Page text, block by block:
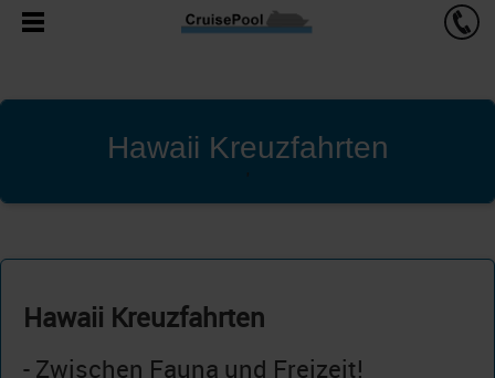
Hawaii Kreuzfahrten
'
Hawaii Kreuzfahrten
- Zwischen Fauna und Freizeit!